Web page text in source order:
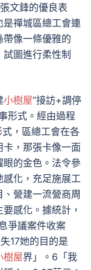
文鋒的優良表
禪城區總工會連
像一條優雅的
圖進行柔性制
小樹屋“接訪+調停
形式。經由過程
式，區總工會在各
，那張卡像一面
眼的金色。法令參
感化，充足施展工
營建一流營商周
要感化。據統計，
爭議案件收案
17她的目的是
樹屋界」。6「我